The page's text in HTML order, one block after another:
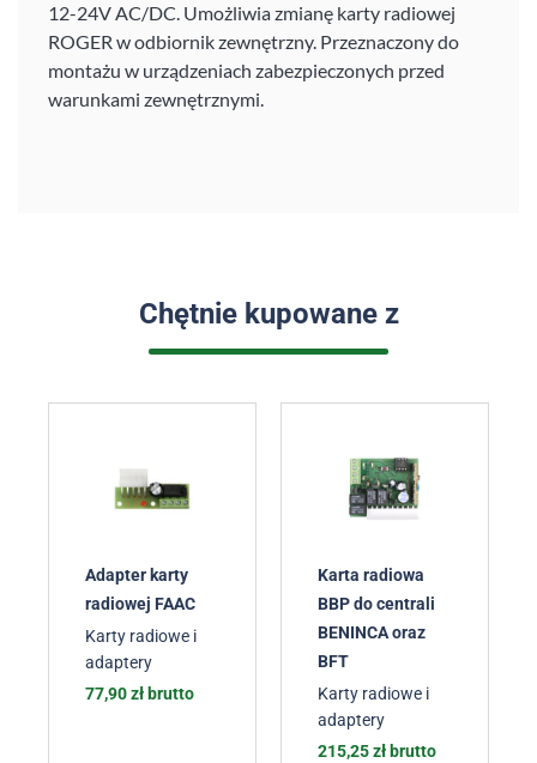
12-24V AC/DC. Umożliwia zmianę karty radiowej
ROGER w odbiornik zewnętrzny. Przeznaczony do
montażu w urządzeniach zabezpieczonych przed
warunkami zewnętrznymi.
Chętnie kupowane z
Adapter karty
radiowej FAAC
Karty radiowe i
adaptery
77,90zł brutto
Karta radiowa
BBP do centrali
BENINCA oraz
BFT
Karty radiowe i
adaptery
215,25zł brutto